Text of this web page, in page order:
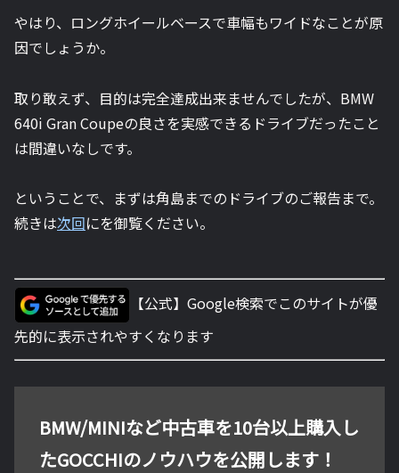
やはり、ロングホイールベースで車幅もワイドなことが原
因でしょうか。
取り敢えず、目的は完全達成出来ませんでしたが、BMW
640i Gran Coupeの良さを実感できるドライブだったこと
は間違いなしです。
ということで、まずは角島までのドライブのご報告まで。
続きは次回にを御覧ください。
【公式】Google検索でこのサイトが優
先的に表示されやすくなります
BMW/MINIなど中古車を10台以上購入し
たGOCCHIのノウハウを公開します！